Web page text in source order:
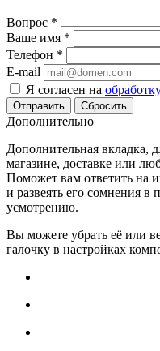
Вопрос *
Ваше имя *
Телефон *
E-mail
Я согласен на
Сбросить
Дополнительно
Дополнительная вкладка,
магазине, доставке или
Поможет вам ответить на
и развеять его сомнения в
усмотрению.
Вы можете убрать её или
галочку в настройках